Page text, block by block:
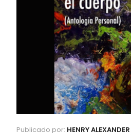
Publicado por: HENRY ALEXANDER